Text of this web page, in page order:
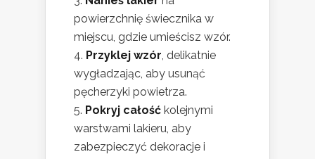
powierzchnię świecznika w
miejscu, gdzie umieścisz wzór.
Przyklej wzór, delikatnie
wygładzając, aby usunąć
pęcherzyki powietrza.
Pokryj całość kolejnymi
warstwami lakieru, aby
zabezpieczyć dekoracje i